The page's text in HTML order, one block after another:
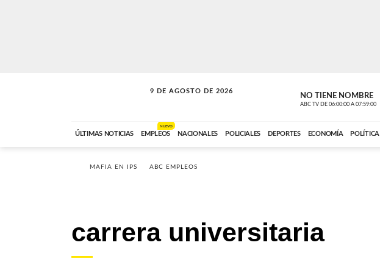
9 DE AGOSTO DE 2026
SOLO MÚSICA NO TIENE NOMBRE
ABC TV DE 06:00:00 A 07:59:00
ÚLTIMAS NOTICIAS EMPLEOS
NUEVO
NACIONALES POLICIALES DEPORTES ECONOMÍA POLÍTICA
MAFIA EN IPS ABC EMPLEOS
carrera universitaria